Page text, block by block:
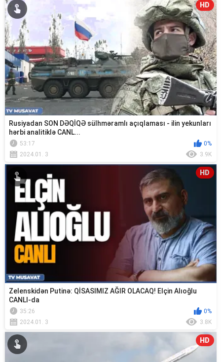
HD
Rusiyadan SON DƏQİQƏ sülhməramlı açıqlaması - ilin yekunları
hərbi analitiklə CANL...
53:17
0%
2024.01. 3
3.9K
HD
Zelenskidən Putinə: QİSASIMIZ AĞIR OLACAQ! Elçin Alıoğlu
CANLI-da
35:26
0%
2024.01. 3
3.8K
HD